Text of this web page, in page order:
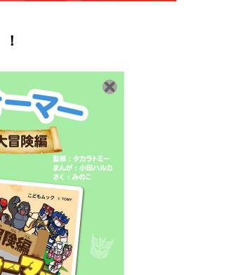
記
ラ
じ
特
ー
仮面ライダー誕
生55周年記
念！ 仮面ライ
ダー１号＝本郷
猛を演じた藤岡
弘、氏特別イン
タビュー